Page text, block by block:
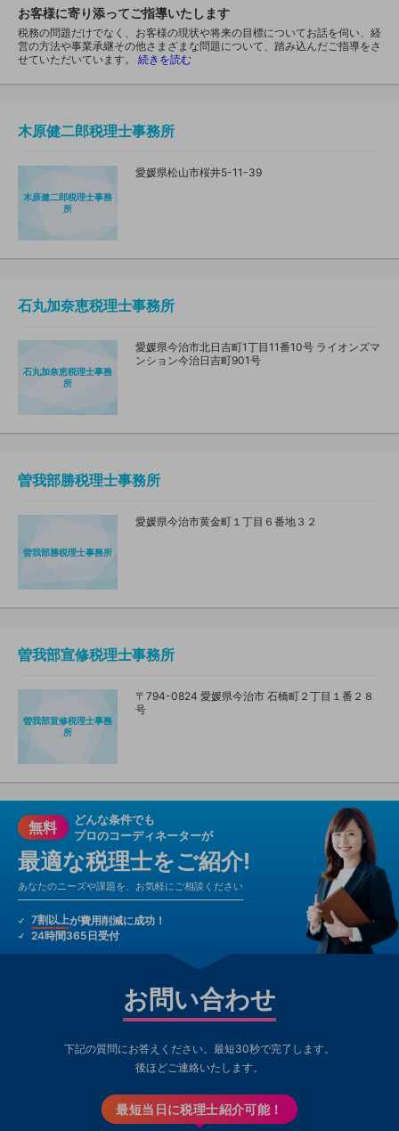
お客様に寄り添ってご指導いたします
税務の問題だけでなく、お客様の現状や将来の目標についてお話を伺い、経
営の方法や事業承継その他さまざまな問題について、踏み込んだご指導をさ
せていただいています。 続きを読む
木原健二郎税理士事務所
木原健二郎税理士事務
所
愛媛県松山市桜井5-11-39
石丸加奈恵税理士事務所
石丸加奈恵税理士事務
所
愛媛県今治市北日吉町1丁目11番10号 ライオンズマ
ンション今治日吉町901号
曽我部勝税理士事務所
曽我部勝税理士事務所
愛媛県今治市黄金町１丁目６番地３２
曽我部宣修税理士事務所
曽我部宣修税理士事務
所
〒794-0824 愛媛県今治市 石橋町２丁目１番２８
号
無料
どんな条件でも
プロのコーディネーターが
最適な税理士をご紹介!
あなたのニーズや課題を、お気軽にご相談ください
7割以上が費用削減に成功！
24時間365日受付
お問い合わせ
下記の質問にお答えください。最短30秒で完了します。
後ほどご連絡いたします。
最短当日に税理士紹介可能！